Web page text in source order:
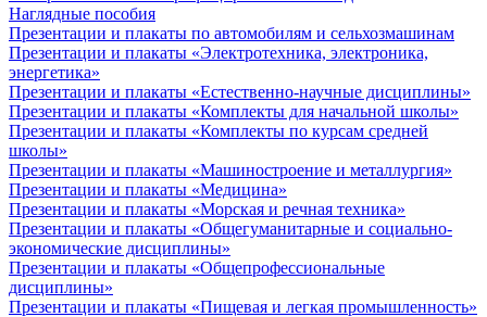
Наглядные пособия
Презентации и плакаты по автомобилям и сельхозмашинам
Презентации и плакаты «Электротехника, электроника,
энергетика»
Презентации и плакаты «Естественно-научные дисциплины»
Презентации и плакаты «Комплекты для начальной школы»
Презентации и плакаты «Комплекты по курсам средней
школы»
Презентации и плакаты «Машиностроение и металлургия»
Презентации и плакаты «Медицина»
Презентации и плакаты «Морская и речная техника»
Презентации и плакаты «Общегуманитарные и социально-
экономические дисциплины»
Презентации и плакаты «Общепрофессиональные
дисциплины»
Презентации и плакаты «Пищевая и легкая промышленность»